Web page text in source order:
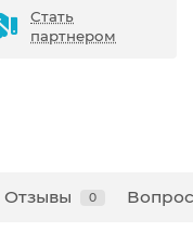
Стать
партнером
Отзывы 0